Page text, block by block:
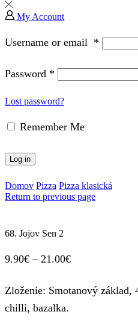
My Account
Username or email *
Password *
Lost password?
Remember Me
Log in
Domov Pizza Pizza klasická
Return to previous page
68. Jojov Sen 2
9.90€ – 21.00€Price
9.90€
Zloženie: Smotanový základ,
chilli, bazalka.